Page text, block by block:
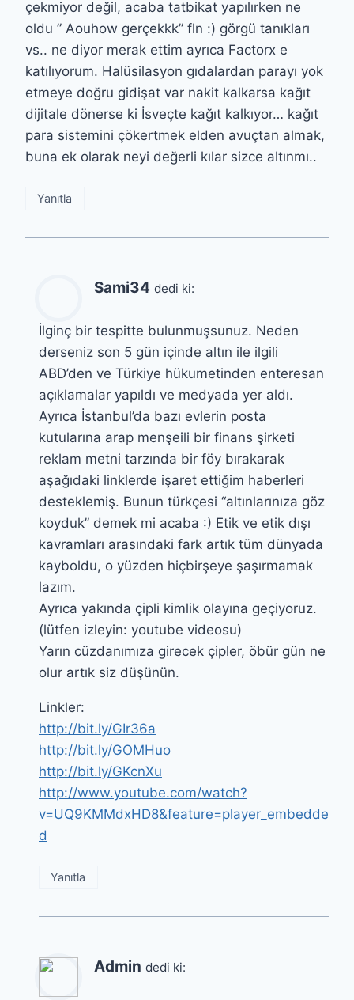
çekmiyor değil, acaba tatbikat yapılırken ne
oldu ” Aouhow gerçekkk” fln :) görgü tanıkları
vs.. ne diyor merak ettim ayrıca Factorx e
katılıyorum. Halüsilasyon gıdalardan parayı yok
etmeye doğru gidişat var nakit kalkarsa kağıt
dijitale dönerse ki İsveçte kağıt kalkıyor… kağıt
para sistemini çökertmek elden avuçtan almak,
buna ek olarak neyi değerli kılar sizce altınmı..
Yanıtla
Sami34 dedi ki:
İlginç bir tespitte bulunmuşsunuz. Neden
derseniz son 5 gün içinde altın ile ilgili
ABD’den ve Türkiye hükumetinden enteresan
açıklamalar yapıldı ve medyada yer aldı.
Ayrıca İstanbul’da bazı evlerin posta
kutularına arap menşeili bir finans şirketi
reklam metni tarzında bir föy bırakarak
aşağıdaki linklerde işaret ettiğim haberleri
desteklemiş. Bunun türkçesi “altınlarınıza göz
koyduk” demek mi acaba :) Etik ve etik dışı
kavramları arasındaki fark artık tüm dünyada
kayboldu, o yüzden hiçbirşeye şaşırmamak
lazım.
Ayrıca yakında çipli kimlik olayına geçiyoruz.
(lütfen izleyin: youtube videosu)
Yarın cüzdanımıza girecek çipler, öbür gün ne
olur artık siz düşünün.
Linkler:
http://bit.ly/GIr36a
http://bit.ly/GOMHuo
http://bit.ly/GKcnXu
http://www.youtube.com/watch?
v=UQ9KMMdxHD8&feature=player_embedde
d
Yanıtla
Admin dedi ki: